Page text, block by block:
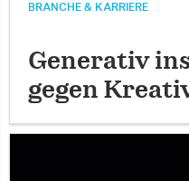
BRANCHE & KARRIERE
Generativ
gegen